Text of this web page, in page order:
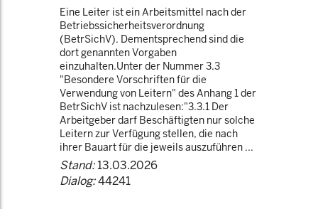
Eine Leiter ist ein Arbeitsmittel nach der
Betriebssicherheitsverordnung
(BetrSichV). Dementsprechend sind die
dort genannten Vorgaben
einzuhalten.Unter der Nummer 3.3
"Besondere Vorschriften für die
Verwendung von Leitern" des Anhang 1 der
BetrSichV ist nachzulesen:"3.3.1 Der
Arbeitgeber darf Beschäftigten nur solche
Leitern zur Verfügung stellen, die nach
ihrer Bauart für die jeweils auszuführen ...
Stand:13.03.2026
Dialog:44241